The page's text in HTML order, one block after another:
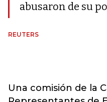
abusaron de su
REUTERS
Una comisión de la